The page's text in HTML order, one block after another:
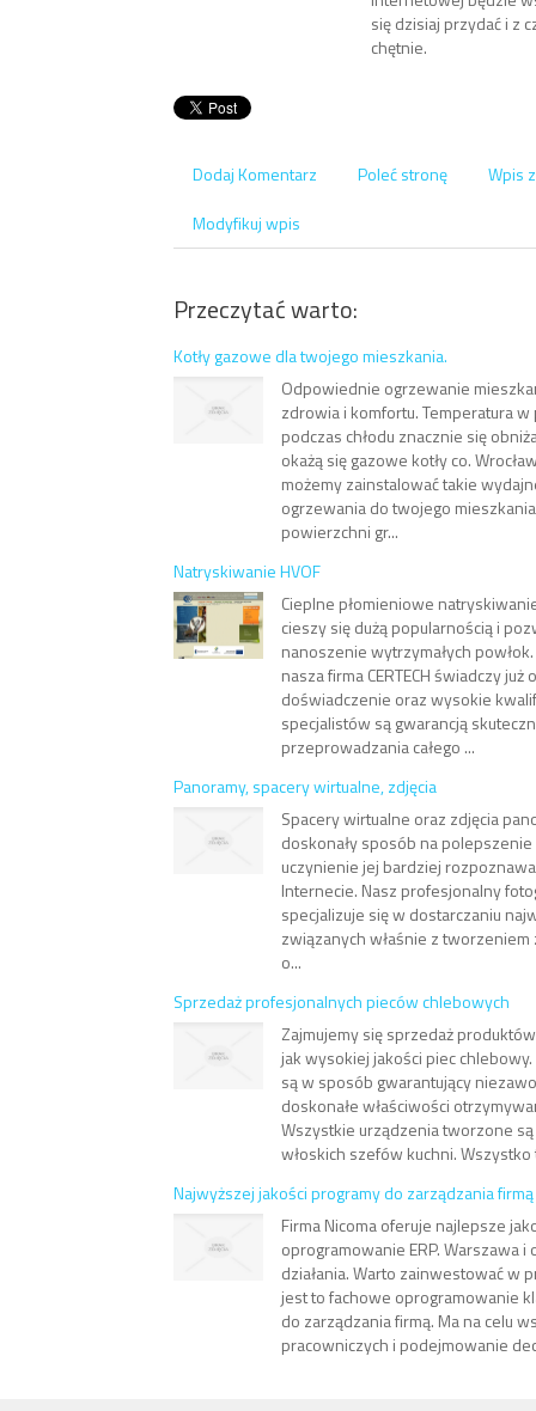
się dzisiaj przydać i z
chętnie.
Dodaj Komentarz Poleć stronę
Wpis
Modyfikuj wpis
Przeczytać warto:
Kotły gazowe dla twojego mieszkania.
Odpowiednie ogrzewanie
zdrowia i komfortu. Temperatura
podczas chłodu znacznie się
okażą się gazowe kotły co.
możemy zainstalować takie
ogrzewania do twojego
powierzchni gr...
Natryskiwanie HVOF
Cieplne płomieniowe
cieszy się dużą popularnością i
nanoszenie wytrzymałych
nasza firma CERTECH świadczy już
doświadczenie oraz wysokie
specjalistów są gwarancją
przeprowadzania całego ...
Panoramy, spacery wirtualne, zdjęcia
Spacery wirtualne oraz zdjęcia
doskonały sposób na
uczynienie jej bardziej
Internecie. Nasz profesjonalny
specjalizuje się w dostarczaniu
związanych właśnie z
o...
Sprzedaż profesjonalnych pieców chlebowych
Zajmujemy się sprzedaż
jak wysokiej jakości piec
są w sposób gwarantujący
doskonałe właściwości
Wszystkie urządzenia tworzone
włoskich szefów kuchni. Wszystko
Najwyższej jakości programy do zarządzania firmą
Firma Nicoma oferuje najlepsze
oprogramowanie ERP. Warszawa
działania. Warto zainwestować w
jest to fachowe oprogramowanie
do zarządzania firmą. Ma na celu
pracowniczych i podejmowanie